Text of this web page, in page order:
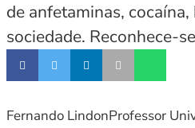
de anfetaminas,
sociedade. Reconhece-
Fernando LindonProfessor